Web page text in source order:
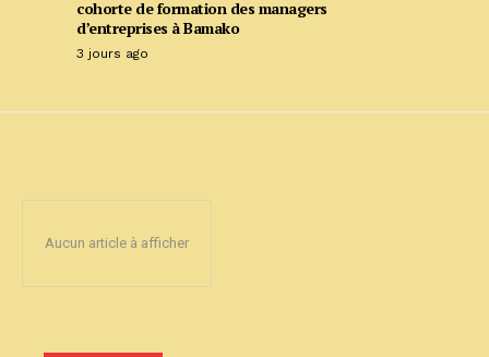
cohorte de formation des managers
d’entreprises à Bamako
3 jours ago
Aucun article à afficher